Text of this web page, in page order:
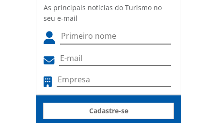
As principais notícias do Turismo no
seu e-mail
Cadastre-se